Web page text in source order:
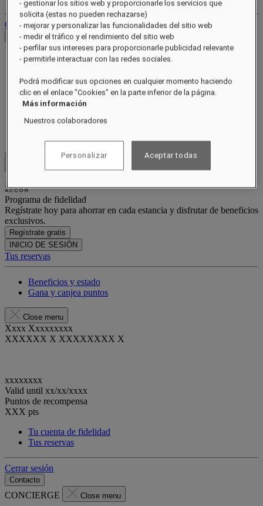
Cerrar sesión
Ver tarifas
Acerca de
Bienestar
Experiencias
Ocasiones
Ofertas
Galería
Programa de fidelidad
Regístrate hoy para ahorrar en cada estancia y disfrutar de beneficios
exclusivos.
Regístrate gratis
INICIO DE SESIÓN
Tus reservas
Beneficios y estado
Gana y canjea puntos
Close menu
Xxxx Xxxxxxxxx
XXXXXX X XXXXXXXX X
xxxxxxxx
Valid until xx/xx/xxxx
Puntos de recompensa
XXX pts
Tu cuenta de fidelidad
Tus reservas
Cerrar sesión
Contacto
CONCIERGE Close menu
- gestionar los sitios web y proporcionarle los servicios que
solicita (estas no pueden rechazarse)
- mejorar y personalizar las funcionalidades del sitio web
- medir el tráfico y el rendimiento del sitio web
- perfilar sus intereses para proporcionarle publicidad relevante
- permitirle interactuar con las redes sociales.
Podrá modificar sus opciones en cualquier momento haciendo
clic en el enlace "Cookies" en la parte inferior de la página.
Más información
Nuestros colaboradores
Personalizar Aceptar todas